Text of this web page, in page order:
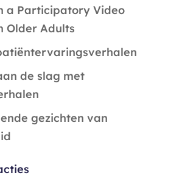
a Participatory Video
Older Adults
de slag met
gezichten van